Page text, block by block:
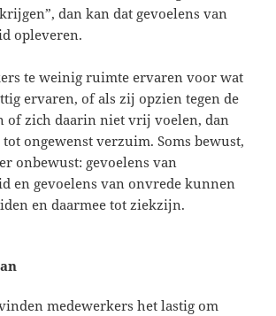
dan kan dat gevoelens van
opleveren.
te weinig ruimte ervaren voor wat
ervaren, of als zij opzien tegen de
of zich daarin niet vrij voelen, dan
ongewenst verzuim. Soms bewust,
onbewust: gevoelens van
en gevoelens van onvrede kunnen
en daarmee tot ziekzijn.
medewerkers het lastig om